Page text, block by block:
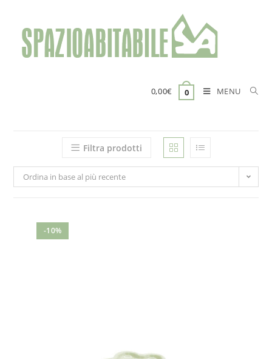
contenuto
0,00€ 0 MENU
Filtra prodotti
Ordina in base al più recente
-10%